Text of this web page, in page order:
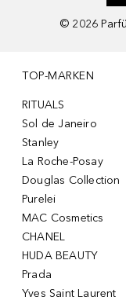
© 2026
TOP-MARKEN
RITUALS
Sol de Janeiro
Stanley
La Roche-Posay
Douglas Collection
Purelei
MAC Cosmetics
CHANEL
HUDA BEAUTY
Prada
Yves Saint Laurent